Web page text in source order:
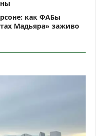
как ФАБы
Мадьяра» заживо